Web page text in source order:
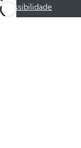
Acessibilidade